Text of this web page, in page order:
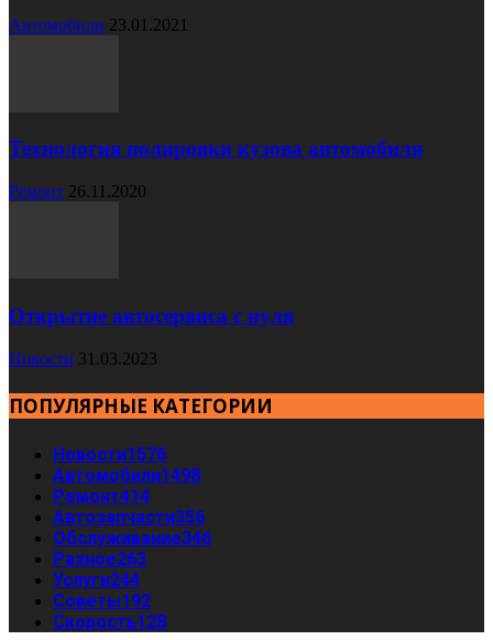
Автомобили 23.01.2021
Технология полировки кузова автомобиля
Ремонт 26.11.2020
Открытие автосервиса с нуля
Новости 31.03.2023
ПОПУЛЯРНЫЕ КАТЕГОРИИ
Новости1576
Автомобили1498
Ремонт414
Автозапчасти356
Обслуживание346
Разное263
Услуги244
Советы192
Скорость128